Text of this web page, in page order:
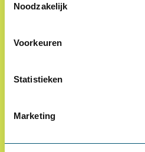
Noodzakelijk
Voorkeuren
Statistieken
Marketing
Referenties
Ons team